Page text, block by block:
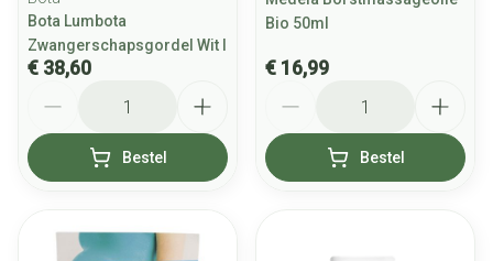
Bota Lumbota
Zwangerschapsgordel Wit l
€ 38,60
Bestel
Bio 50ml
€ 16,99
Bestel